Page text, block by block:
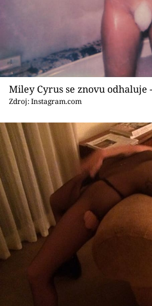
Miley Cyrus se znovu odhaluje
Zdroj: Instagram.com